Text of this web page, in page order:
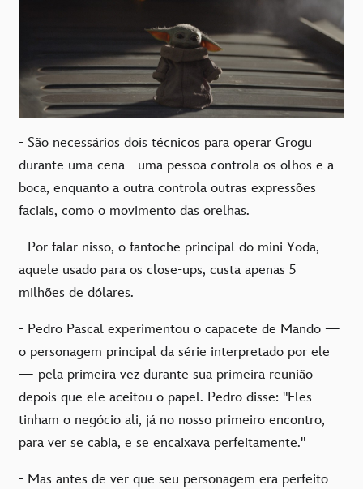
- São necessários dois técnicos para operar Grogu
durante uma cena - uma pessoa controla os olhos e a
boca, enquanto a outra controla outras expressões
faciais, como o movimento das orelhas.
- Por falar nisso, o fantoche principal do mini Yoda,
aquele usado para os close-ups, custa apenas 5
milhões de dólares.
- Pedro Pascal experimentou o capacete de Mando —
o personagem principal da série interpretado por ele
— pela primeira vez durante sua primeira reunião
depois que ele aceitou o papel. Pedro disse: "Eles
tinham o negócio ali, já no nosso primeiro encontro,
para ver se cabia, e se encaixava perfeitamente."
- Mas antes de ver que seu personagem era perfeito